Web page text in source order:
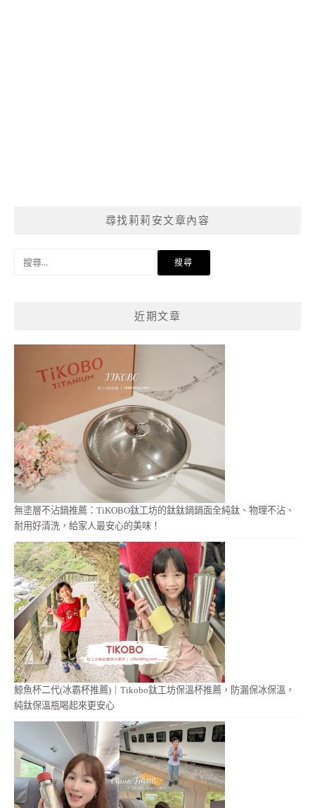
尋找莉莉安文章內容
近期文章
無塗層不沾鍋推薦：TiKOBO鈦工坊的鈦鈦鍋鍋面全純鈦、物理不沾、
耐用好清洗，給家人最安心的美味！
鯨魚杯二代(冰霸杯推薦)｜Tikobo鈦工坊保溫杯推薦，防漏保冰保溫，
純鈦保溫瓶喝起來更安心